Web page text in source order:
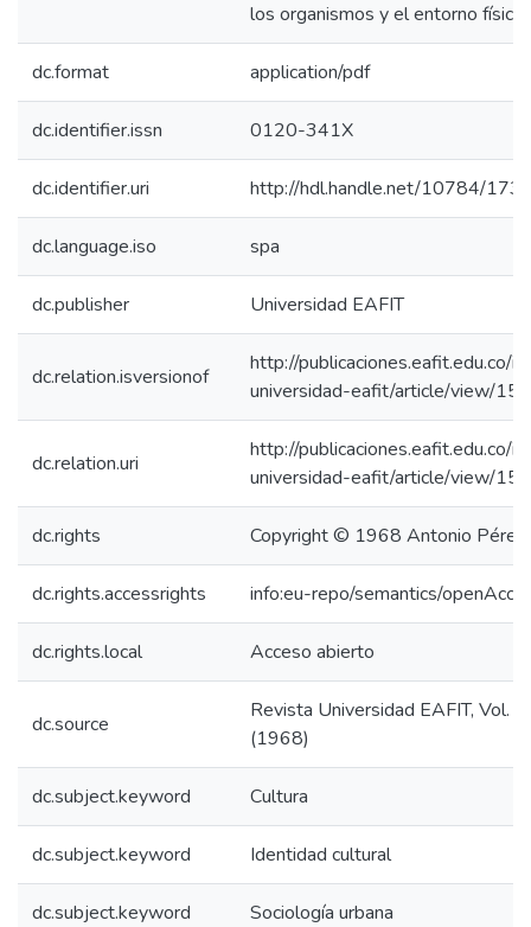
los organismos y el entorno físico.
dc.format application/pdf
dc.identifier.issn 0120-341X
dc.identifier.uri http://hdl.handle.net/10784/
dc.language.iso spa
dc.publisher Universidad EAFIT
dc.relation.isversionof
http://publicaciones.eafit.edu.co/
universidad-eafit/article/view/
dc.relation.uri
http://publicaciones.eafit.edu.co/
universidad-eafit/article/view/
dc.rights Copyright © 1968 Antonio Pérez
dc.rights.accessrights info:eu-repo/semantics/
dc.rights.local Acceso abierto
dc.source
Revista Universidad EAFIT, Vol.
(1968)
dc.subject.keyword Cultura
dc.subject.keyword Identidad cultural
dc.subject.keyword Sociología urbana